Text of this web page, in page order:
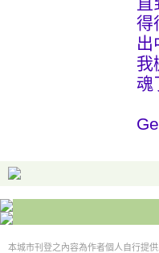
得
出
我
魂
本城市刊登之內容為作者個人自行提